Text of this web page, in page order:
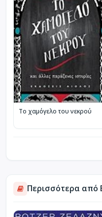
Το χαμόγελο του νεκρού
Περισσότερα από